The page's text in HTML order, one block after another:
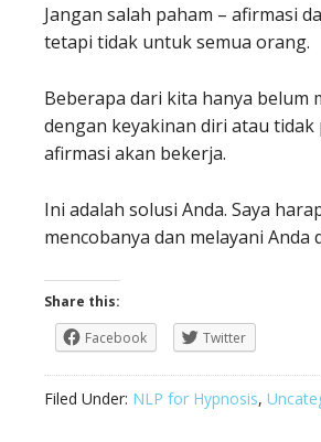
Jangan salah paham – afirmasi
tetapi tidak untuk semua orang.
Beberapa dari kita hanya belum
dengan keyakinan diri atau tidak
afirmasi akan bekerja.
Ini adalah solusi Anda. Saya
mencobanya dan melayani Anda
Share this:
Facebook
Twitter
Filed Under: NLP for Hypnosis,